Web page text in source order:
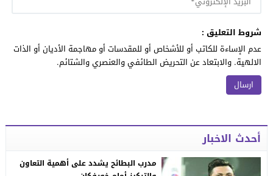
شروط التعليق :
عدم الإساءة للكاتب أو للأشخاص أو للمقدسات أو مهاجمة الأديان أو الذات
الالهية. والابتعاد عن التحريض الطائفي والعنصري والشتائم.
أحدث الاخبار
مدرب البطائح يشدد على أهمية التعاون